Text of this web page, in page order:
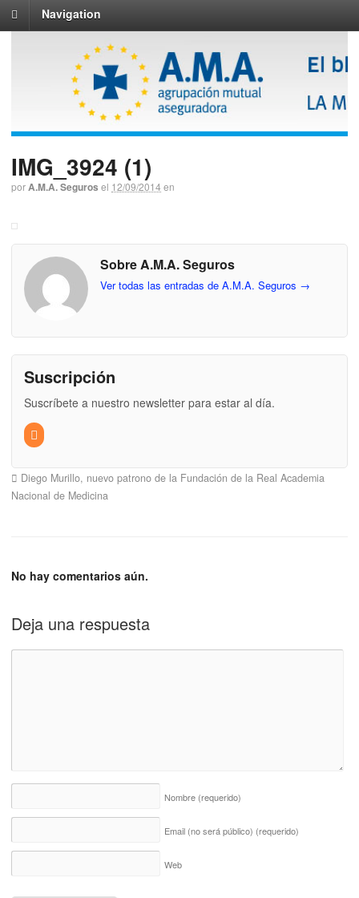
Navigation
IMG_3924 (1)
porA.M.A. Seguros el 12/09/2014 en
Sobre A.M.A. Seguros
Ver todas las entradas de A.M.A. Seguros →
Suscripción
Suscríbete a nuestro newsletter para estar al día.
Diego Murillo, nuevo patrono de la Fundación de la Real Academia
Nacional de Medicina
No hay comentarios aún.
Deja una respuesta
Nombre (requerido)
Email (no será público) (requerido)
Web